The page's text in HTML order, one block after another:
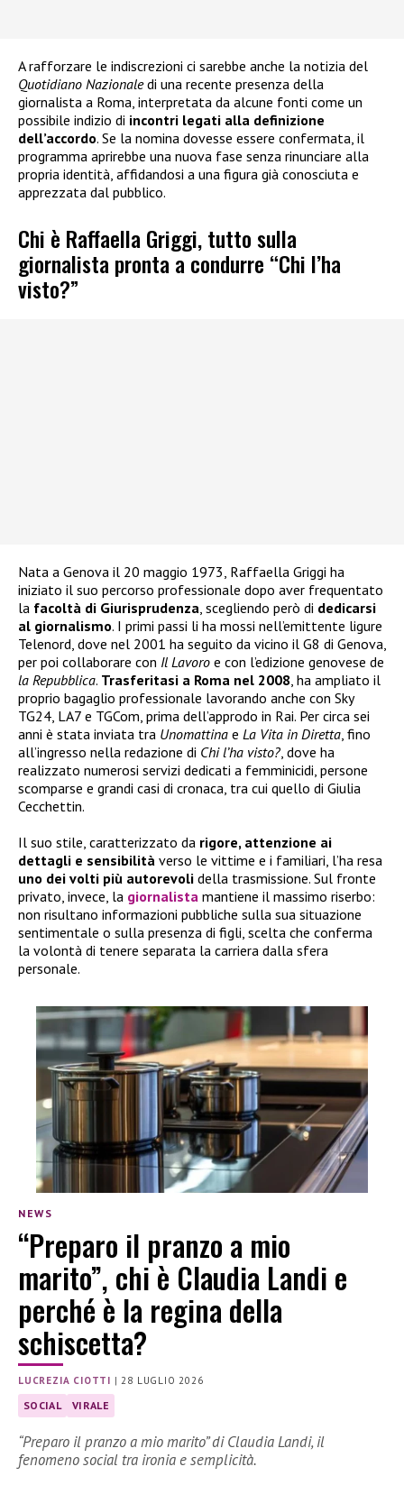
A rafforzare le indiscrezioni ci sarebbe anche la notizia del
Quotidiano Nazionaledi una recente presenza della
giornalista a Roma, interpretata da alcune fonti come un
possibile indizio di incontri legati alla definizione
dell’accordo. Se la nomina dovesse essere confermata, il
programma aprirebbe una nuova fase senza rinunciare alla
propria identità, affidandosi a una figura già conosciuta e
apprezzata dal pubblico.
Chi è Raffaella Griggi, tutto sulla
giornalista pronta a condurre “Chi l’ha
visto?”
Nata a Genova il 20 maggio 1973, Raffaella Griggi ha
iniziato il suo percorso professionale dopo aver frequentato
la facoltà di Giurisprudenza , scegliendo però di dedicarsi
al giornalismo. I primi passi li ha mossi nell’emittente ligure
Telenord, dove nel 2001 ha seguito da vicino il G8 di Genova,
per poi collaborare con Il Lavoro e con l’edizione genovese de
la Repubblica. Trasferitasi a Roma nel 2008 , ha ampliato il
proprio bagaglio professionale lavorando anche con Sky
TG24, LA7 e TGCom, prima dell’approdo in Rai. Per circa sei
anni è stata inviata tra Unomattina e La Vita in Diretta , fino
all’ingresso nella redazione di Chi l’ha visto? , dove ha
realizzato numerosi servizi dedicati a femminicidi, persone
scomparse e grandi casi di cronaca, tra cui quello di Giulia
Cecchettin.
Il suo stile, caratterizzato da rigore, attenzione ai
dettagli e sensibilità verso le vittime e i familiari, l’ha resa
uno dei volti più autorevoli della trasmissione. Sul fronte
privato, invece, la giornalista mantiene il massimo riserbo:
non risultano informazioni pubbliche sulla sua situazione
sentimentale o sulla presenza di figli, scelta che conferma
la volontà di tenere separata la carriera dalla sfera
personale.
NEWS
“Preparo il pranzo a mio
marito”, chi è Claudia Landi e
perché è la regina della
schiscetta?
LUCREZIA CIOTTI |28 LUGLIO 2026
SOCIAL VIRALE
“Preparo il pranzo a mio marito” di Claudia Landi, il
fenomeno social tra ironia e semplicità.